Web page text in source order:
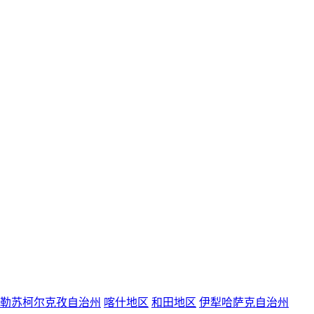
苏柯尔克孜自治州 喀什地区 和田地区 伊犁哈萨克自治州